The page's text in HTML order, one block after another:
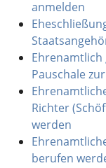
anmelden
Ehrenamtlich
Pauschale
Richter
werden
berufen